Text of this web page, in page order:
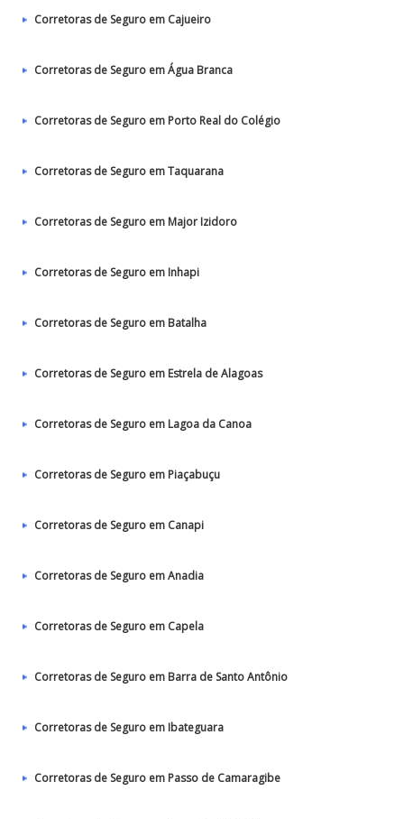
Corretoras de Seguro em Cajueiro
Corretoras de Seguro em Água Branca
Corretoras de Seguro em Porto Real do Colégio
Corretoras de Seguro em Taquarana
Corretoras de Seguro em Major Izidoro
Corretoras de Seguro em Inhapi
Corretoras de Seguro em Batalha
Corretoras de Seguro em Estrela de Alagoas
Corretoras de Seguro em Lagoa da Canoa
Corretoras de Seguro em Piaçabuçu
Corretoras de Seguro em Canapi
Corretoras de Seguro em Anadia
Corretoras de Seguro em Capela
Corretoras de Seguro em Barra de Santo Antônio
Corretoras de Seguro em Ibateguara
Corretoras de Seguro em Passo de Camaragibe